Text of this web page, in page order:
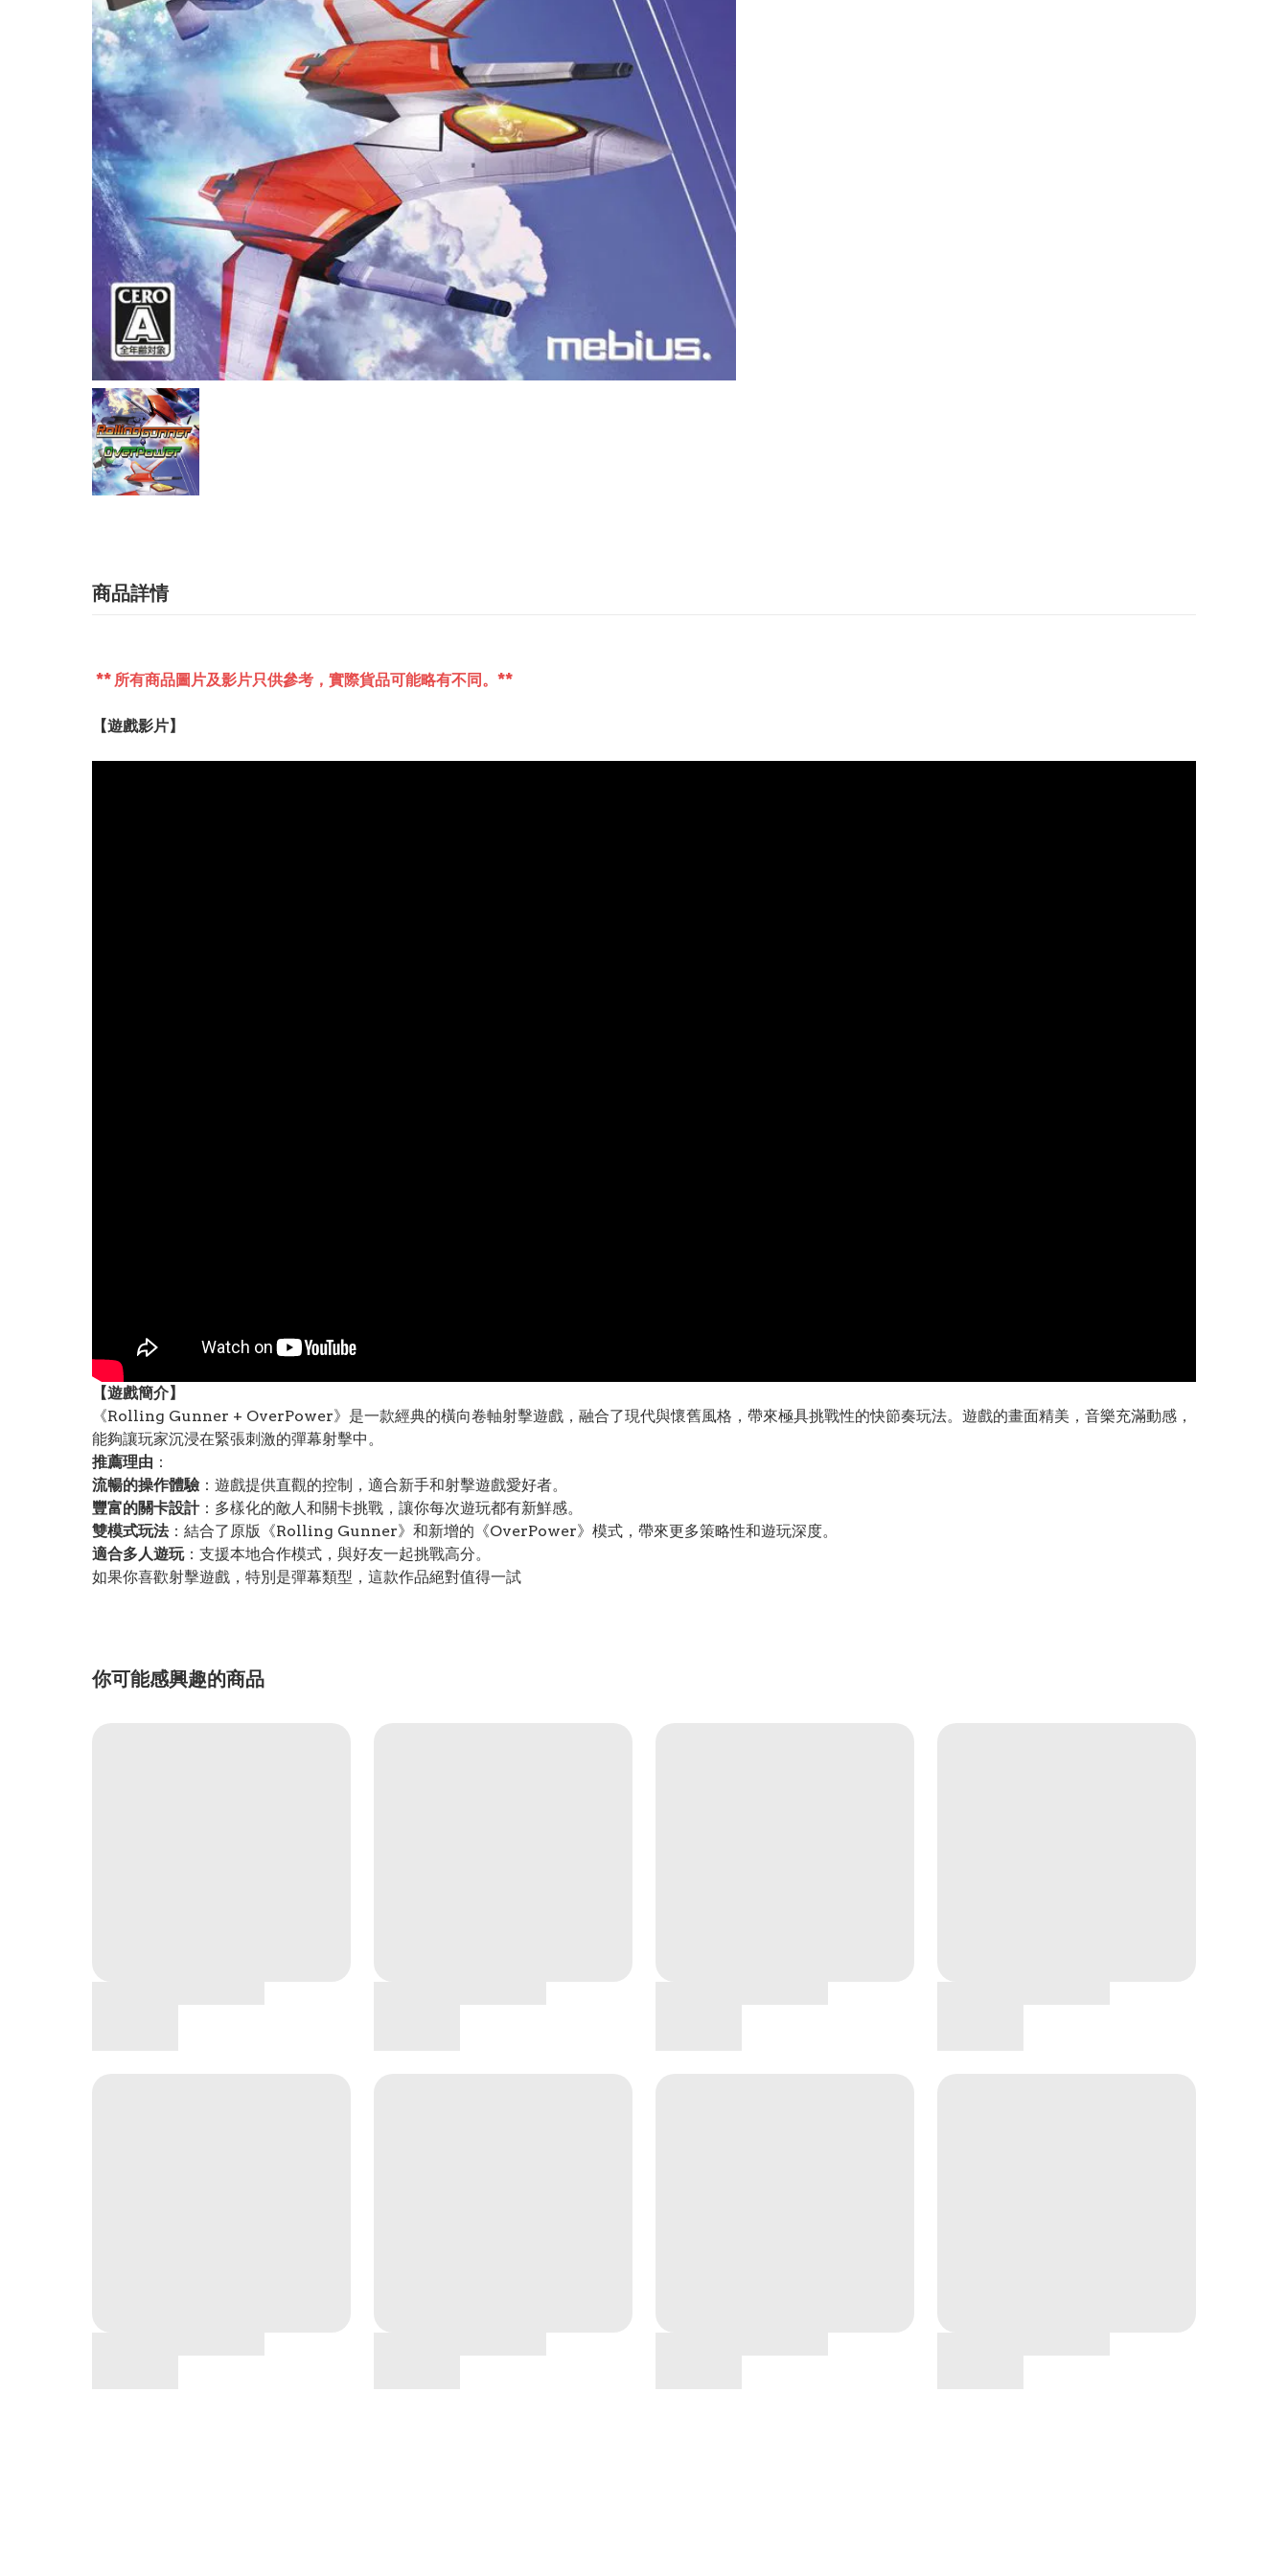
商品詳情
** 所有商品圖片及影片只供參考，實際貨品可能略有不同。**
【遊戲影片】
【遊戲簡介】
《Rolling Gunner + OverPower》是一款經典的橫向卷軸射擊遊戲，融合了現代與懷舊風格，帶來極具挑戰性的快節奏玩法。遊戲的畫面精美，音樂充滿動感，
能夠讓玩家沉浸在緊張刺激的彈幕射擊中。
推薦理由 ：
流暢的操作體驗 ：遊戲提供直觀的控制，適合新手和射擊遊戲愛好者。
豐富的關卡設計：多樣化的敵人和關卡挑戰，讓你每次遊玩都有新鮮感。
雙模式玩法：結合了原版《Rolling Gunner》和新增的《OverPower》模式，帶來更多策略性和遊玩深度。
適合多人遊玩：支援本地合作模式，與好友一起挑戰高分。
如果你喜歡射擊遊戲，特別是彈幕類型，這款作品絕對值得一試
你可能感興趣的商品